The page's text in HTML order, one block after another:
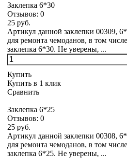
Заклепка 6*30
Отзывов: 0
25 руб.
Артикул данной заклепки 00309,
для ремонта чемоданов, в том
заклепка 6*30. Не уверены, ...
Купить
Купить в 1 клик
Сравнить
Заклепка 6*25
Отзывов: 0
25 руб.
Артикул данной заклепки 00308,
для ремонта чемоданов, в том
заклепка 6*25. Не уверены, ...